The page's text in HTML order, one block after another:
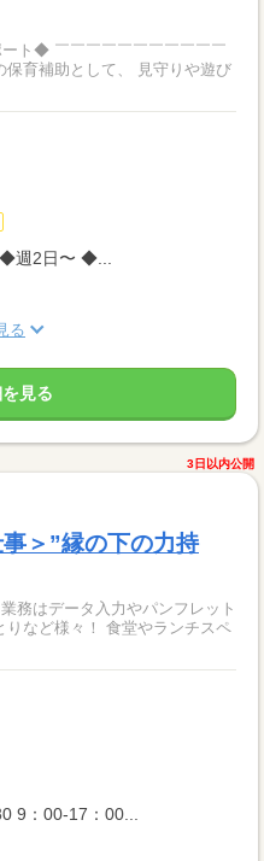
ト◆ ￣￣￣￣￣￣￣￣￣￣￣
育補助として、 見守りや遊び
週2日〜 ◆...
る
見る
3日以内公開
＞”縁の下の力持
など様々！ 食堂やランチスペ
9：00-17：00...